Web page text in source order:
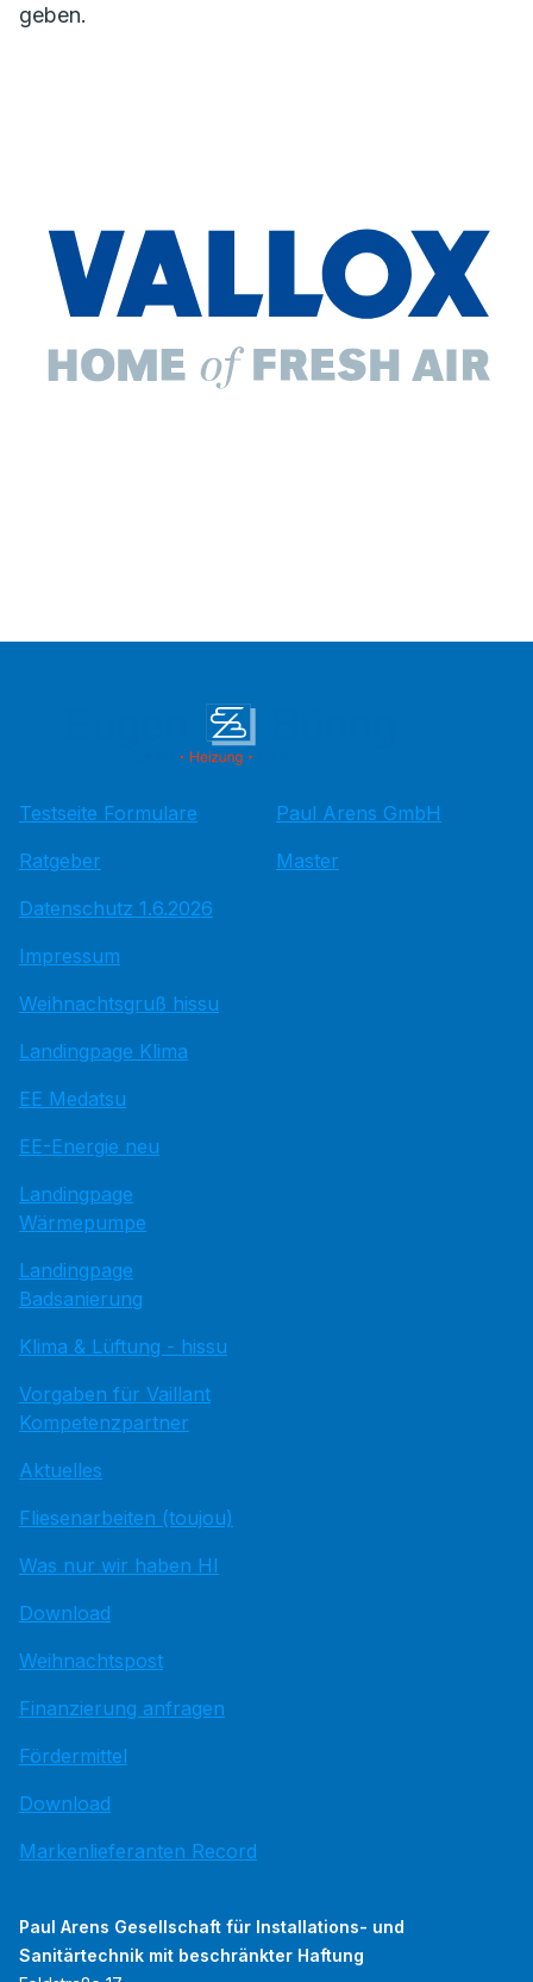
geben.
Testseite Formulare
Ratgeber
Datenschutz 1.6.2026
Impressum
Weihnachtsgruß hissu
Landingpage Klima
EE Medatsu
EE-Energie neu
Landingpage
Wärmepumpe
Landingpage
Badsanierung
Klima & Lüftung - hissu
Vorgaben für Vaillant
Kompetenzpartner
Aktuelles
Fliesenarbeiten (toujou)
Was nur wir haben HI
Download
Weihnachtspost
Finanzierung anfragen
Fördermittel
Download
Markenlieferanten Record
Paul Arens GmbH
Master
Paul Arens Gesellschaft für Installations- und
Sanitärtechnik mit beschränkter Haftung